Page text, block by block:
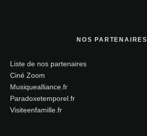
NOS PARTENAIRES
Liste de nos partenaires
Ciné Zoom
Musiquealliance.fr
Paradoxetemporel.fr
Visiteenfamille.fr